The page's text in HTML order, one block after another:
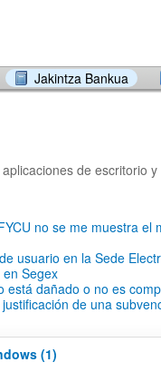
Jakintza Bankua
de escritorio
no se me muestra el
usuario en la Sede
Segex
está dañado o no es
de una
(1)